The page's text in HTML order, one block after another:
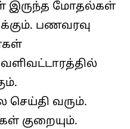
இருந்த மோதல்கள்
பணவரவு
செய்தி வரும்.
குறையும்.